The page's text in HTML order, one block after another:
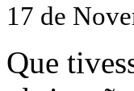
17 de
Que